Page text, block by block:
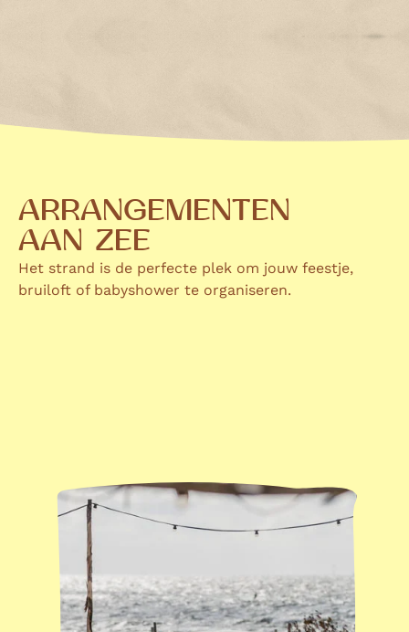
ARRANGEMENTEN
AAN ZEE
Het strand is de perfecte plek om jouw feestje,
bruiloft of babyshower te organiseren.